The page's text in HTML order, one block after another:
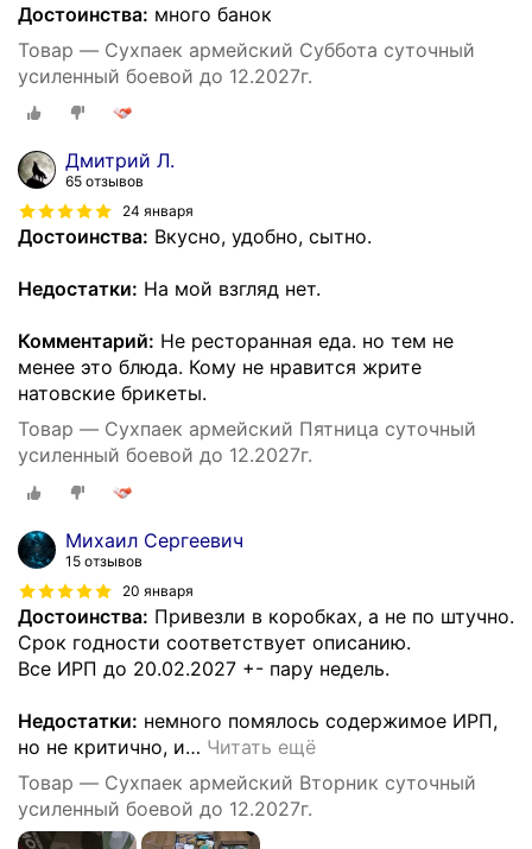
Достоинства: много банок
Товар — Сухпаек армейский Суббота суточный
усиленный боевой до 12.2027г.
Дмитрий Л.
65 отзывов
24 января
Достоинства: Вкусно, удобно, сытно.
Недостатки: На мой взгляд нет.
Комментарий: Не ресторанная еда. но тем не
менее это блюда. Кому не нравится жрите
натовские брикеты.
Товар — Сухпаек армейский Пятница суточный
усиленный боевой до 12.2027г.
Михаил Сергеевич
15 отзывов
20 января
Достоинства: Привезли в коробках, а не по штучно.
Срок годности соответствует описанию.
Все ИРП до 20.02.2027 +- пару недель.
Недостатки: немного помялось содержимое ИРП,
но не критично, и… Читать ещё
Товар — Сухпаек армейский Вторник суточный
усиленный боевой до 12.2027г.